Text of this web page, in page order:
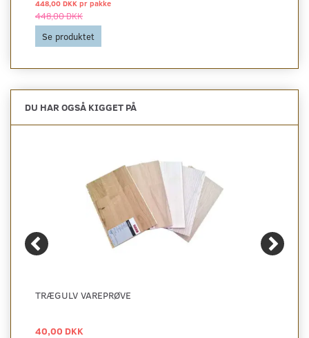
448,00 DKK pr pakke
448,00 DKK
Se produktet
DU HAR OGSÅ KIGGET PÅ
TRÆGULV VAREPRØVE
40,00 DKK